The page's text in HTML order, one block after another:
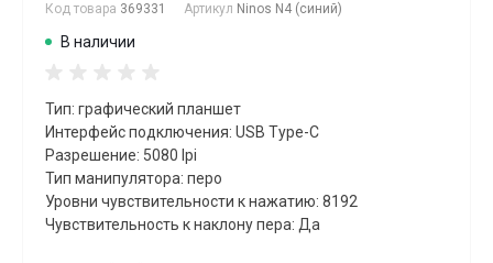
Код товара 369331 Артикул Ninos N4 (синий)
В наличии
Тип: графический планшет
Интерфейс подключения: USB Type-C
Разрешение: 5080 lpi
Тип манипулятора: перо
Уровни чувствительности к нажатию: 8192
Чувствительность к наклону пера: Да